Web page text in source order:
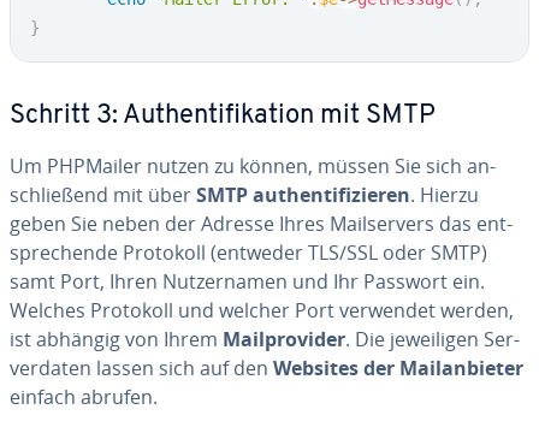
}
Schritt 3: Au­then­ti­fi­ka­ti­on mit SMTP
Um PHPMailer nutzen zu können, müssen Sie sich an­
schlie­ßend mit überSMTP au­then­ti­fi­zie­ren. Hierzu
geben Sie neben der Adresse Ihres Mail­ser­vers das ent­
spre­chen­de Protokoll (entweder TLS/SSL oder SMTP)
samt Port, Ihren Nut­zer­na­men und Ihr Passwort ein.
Welches Protokoll und welcher Port verwendet werden,
ist abhängig von Ihrem Mail­pro­vi­der. Die je­wei­li­gen Ser­
ver­da­ten lassen sich auf den Websites der Mail­an­bie­ter
einfach abrufen.